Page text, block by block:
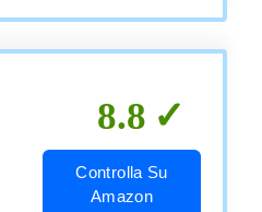
8.8
Controlla Su
Amazon